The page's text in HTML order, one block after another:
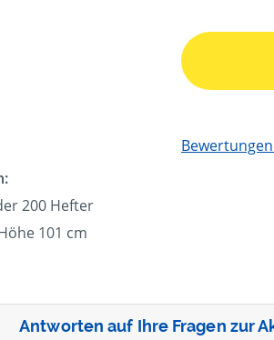
200 Hefter
101 cm
Antworten auf Ihre Fragen zur